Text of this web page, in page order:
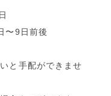
〜9日前後
と手配ができませ